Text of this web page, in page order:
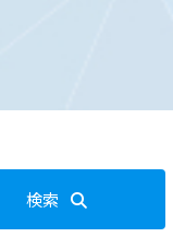
検索